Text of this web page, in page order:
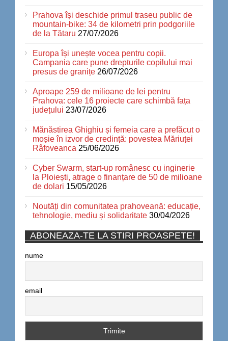
Prahova își deschide primul traseu public de
mountain-bike: 34 de kilometri prin podgoriile
de la Tătaru 27/07/2026
Europa își unește vocea pentru copii.
Campania care pune drepturile copilului mai
presus de granițe 26/07/2026
Aproape 259 de milioane de lei pentru
Prahova: cele 16 proiecte care schimbă fața
județului 23/07/2026
Mănăstirea Ghighiu și femeia care a prefăcut o
moșie în izvor de credință: povestea Măriuței
Râfoveanca 25/06/2026
Cyber Swarm, start-up românesc cu inginerie
la Ploiești, atrage o finanțare de 50 de milioane
de dolari 15/05/2026
Noutăți din comunitatea prahoveană: educație,
tehnologie, mediu și solidaritate 30/04/2026
ABONEAZA-TE LA STIRI PROASPETE!
nume
email